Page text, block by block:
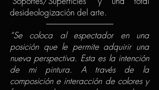
desideologización del arte.
---------------------------------------------
“Se coloca al espectador en una
posición que le permite adquirir una
nueva perspectiva. Esta es la intención
de mi pintura. A través de la
composición e interacción de colores y